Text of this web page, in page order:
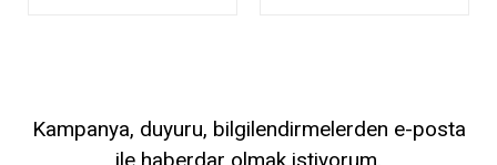
Kampanya, duyuru, bilgilendirmelerden e-posta